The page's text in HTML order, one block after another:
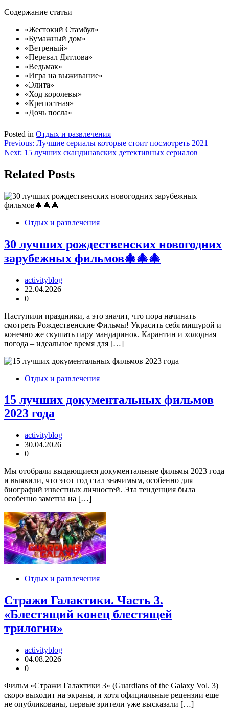
Содержание статьи
«Жестокий Стамбул»
«Бумажный дом»
«Ветреный»
«Перевал Дятлова»
«Ведьмак»
«Игра на выживание»
«Элита»
«Ход королевы»
«Крепостная»
«Дочь посла»
Posted in Отдых и развлечения
Навигация
по
записям
Previous: Лучшие сериалы которые стоит посмотреть 2021
Next: 15 лучших скандинавских детективных сериалов
Related Posts
Отдых и развлечения
30 лучших рождественских новогодних
зарубежных фильмов🎄🎄🎄
activityblog
22.04.2026
0
Наступили праздники, а это значит, что пора начинать
смотреть Рождественские Фильмы! Украсить себя мишурой и
конечно же скушать пару мандаринок. Карантин и холодная
погода – идеальное время для […]
Отдых и развлечения
15 лучших документальных фильмов
2023 года
activityblog
30.04.2026
0
Мы отобрали выдающиеся документальные фильмы 2023 года
и выявили, что этот год стал значимым, особенно для
биографий известных личностей. Эта тенденция была
особенно заметна на […]
Отдых и развлечения
Стражи Галактики. Часть 3.
«Блестящий конец блестящей
трилогии»
activityblog
04.08.2026
0
Фильм «Стражи Галактики 3» (Guardians of the Galaxy Vol. 3)
скоро выходит на экраны, и хотя официальные рецензии еще
не опубликованы, первые зрители уже высказали […]